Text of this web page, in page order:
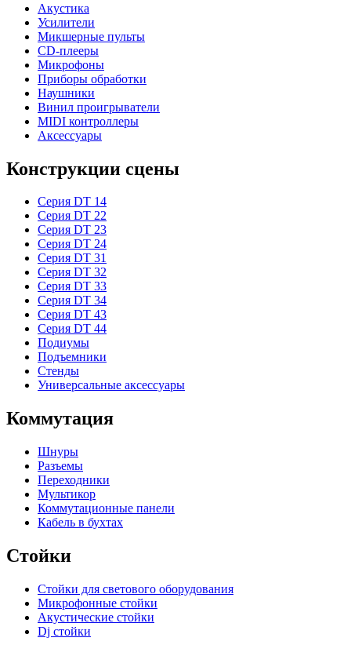
Акустика
Усилители
Микшерные пульты
CD-плееры
Микрофоны
Приборы обработки
Наушники
Винил проигрыватели
MIDI контроллеры
Аксессуары
Конструкции сцены
Серия DT 14
Серия DT 22
Серия DT 23
Серия DT 24
Серия DT 31
Серия DT 32
Серия DT 33
Серия DT 34
Серия DT 43
Серия DT 44
Подиумы
Подъемники
Стенды
Универсальные аксессуары
Коммутация
Шнуры
Разъемы
Переходники
Мультикор
Коммутационные панели
Кабель в бухтах
Стойки
Стойки для светового оборудования
Микрофонные стойки
Акустические стойки
Dj стойки